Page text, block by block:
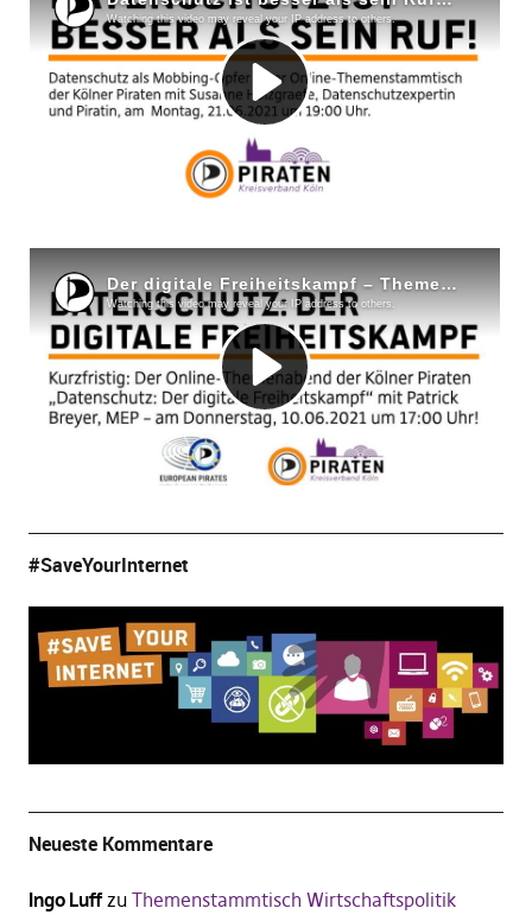
#SaveYourInternet
Neueste Kommentare
Ingo Luffzu Themenstammtisch Wirtschaftspolitik